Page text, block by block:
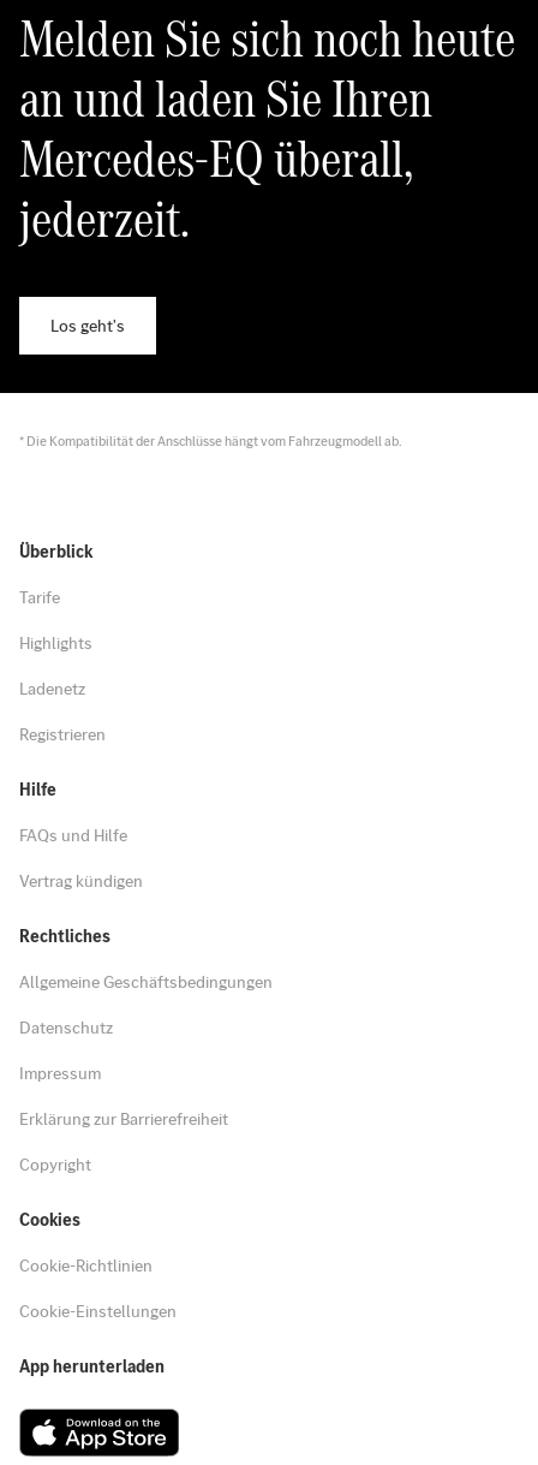
Melden Sie sich noch heute
an und laden Sie Ihren
Mercedes-EQ überall,
jederzeit.
Los geht's
* Die Kompatibilität der Anschlüsse hängt vom Fahrzeugmodell ab.
Überblick
Tarife
Highlights
Ladenetz
Registrieren
Hilfe
FAQs und Hilfe
Vertrag kündigen
Rechtliches
Allgemeine Geschäftsbedingungen
Datenschutz
Impressum
Erklärung zur Barrierefreiheit
Copyright
Cookies
Cookie-Richtlinien
Cookie-Einstellungen
App herunterladen